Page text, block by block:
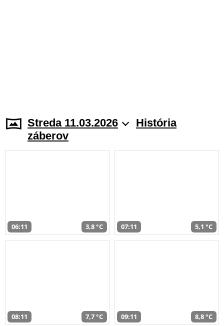
Streda 11.03.2026
História
záberov
06:11 3,8 °C 07:11 5,1 °C
08:11 7,7 °C 09:11 8,8 °C